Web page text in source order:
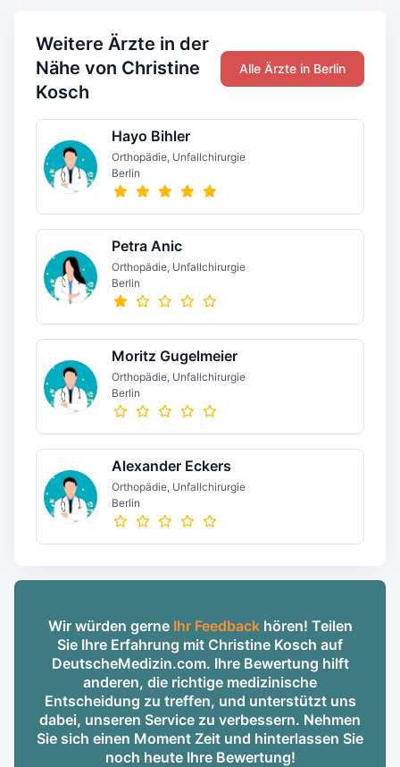
Weitere Ärzte in der
Nähe von Christine
Kosch
Alle Ärzte in Berlin
Hayo Bihler
Orthopädie, Unfallchirurgie
Berlin
Petra Anic
Orthopädie, Unfallchirurgie
Berlin
Moritz Gugelmeier
Orthopädie, Unfallchirurgie
Berlin
Alexander Eckers
Orthopädie, Unfallchirurgie
Berlin
Wir würden gerne Ihr Feedbackhören! Teilen
Sie Ihre Erfahrung mit Christine Kosch auf
DeutscheMedizin.com. Ihre Bewertung hilft
anderen, die richtige medizinische
Entscheidung zu treffen, und unterstützt uns
dabei, unseren Service zu verbessern. Nehmen
Sie sich einen Moment Zeit und hinterlassen Sie
noch heute Ihre Bewertung!